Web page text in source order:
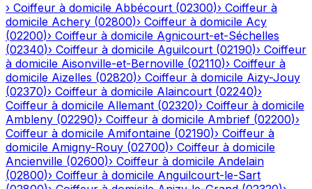
› Coiffeur à domicile Abbécourt (02300)› Coiffeur à
domicile Achery (02800)› Coiffeur à domicile Acy
(02200)› Coiffeur à domicile Agnicourt-et-Séchelles
(02340)› Coiffeur à domicile Aguilcourt (02190)› Coiffeur
à domicile Aisonville-et-Bernoville (02110)› Coiffeur à
domicile Aizelles (02820)› Coiffeur à domicile Aizy-Jouy
(02370)› Coiffeur à domicile Alaincourt (02240)›
Coiffeur à domicile Allemant (02320)› Coiffeur à domicile
Ambleny (02290)› Coiffeur à domicile Ambrief (02200)›
Coiffeur à domicile Amifontaine (02190)› Coiffeur à
domicile Amigny-Rouy (02700)› Coiffeur à domicile
Ancienville (02600)› Coiffeur à domicile Andelain
(02800)› Coiffeur à domicile Anguilcourt-le-Sart